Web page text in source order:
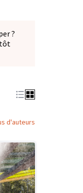
?
d'auteurs